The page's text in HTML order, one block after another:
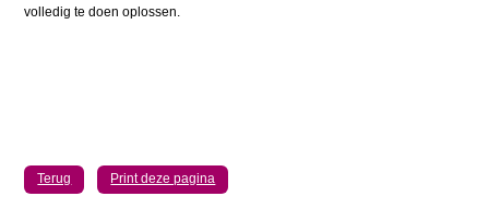
volledig te doen oplossen.
Terug Print deze pagina